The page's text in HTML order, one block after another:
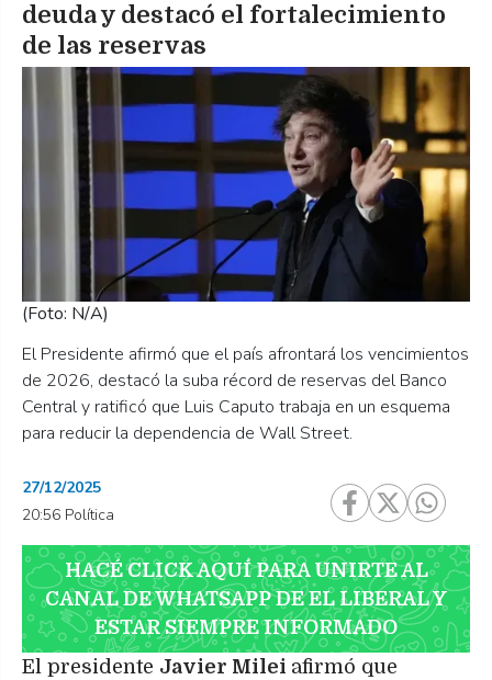
deuda y destacó el fortalecimiento
de las reservas
El Presidente afirmó que el país afrontará los vencimientos
de 2026, destacó la suba récord de reservas del Banco
Central y ratificó que Luis Caputo trabaja en un esquema
para reducir la dependencia de Wall Street.
(Foto: N/A)
27/12/2025
20:56 Política
HACÉ CLICK AQUÍ PARA UNIRTE AL
CANAL DE WHATSAPP DE EL LIBERAL Y
ESTAR SIEMPRE INFORMADO
El presidente Javier Milei afirmó que